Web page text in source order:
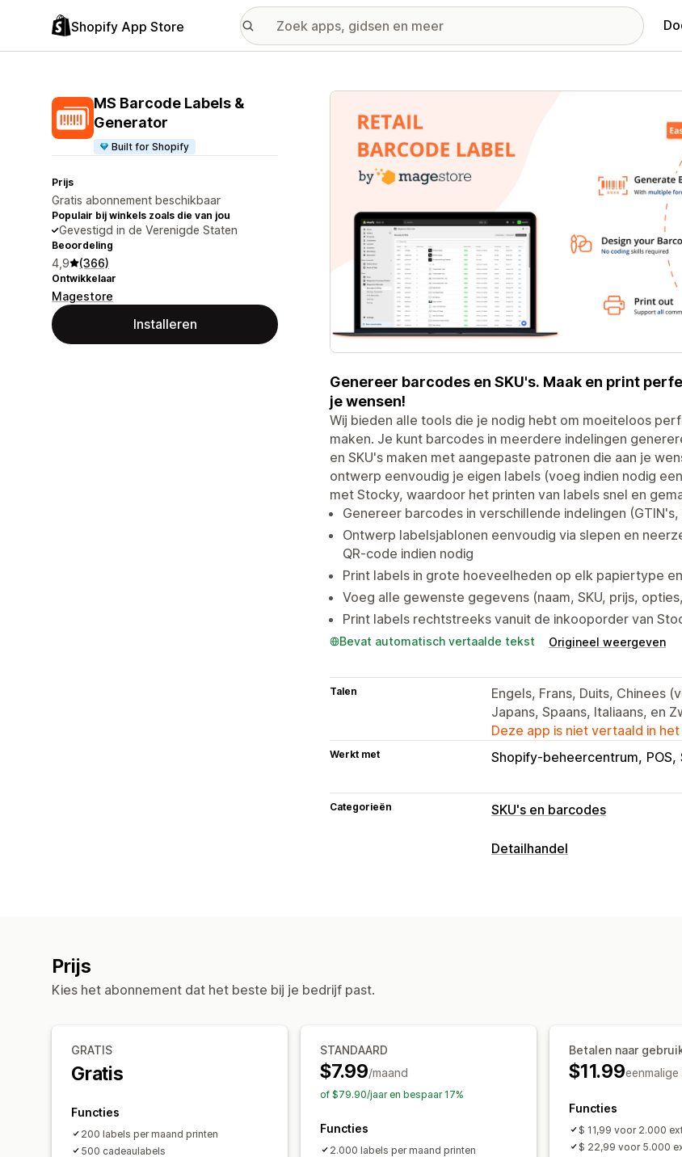
Shopify App Store
MS Barcode Labels &
Generator
Built for Shopify
Prijs
Gratis abonnement beschikbaar
Populair bij winkels zoals die van jou
Gevestigd in de Verenigde Staten
Beoordeling
4,9 (366)
Ontwikkelaar
Magestore
Installeren
Galerij met uitgelichte afbeeldingen
Genereer barcodes en SKU's. Maak en print
je wensen!
Wij bieden alle tools die je nodig hebt om moeiteloos
maken. Je kunt barcodes in meerdere indelingen
en SKU's maken met aangepaste patronen die aan je
ontwerp eenvoudig je eigen labels (voeg indien nodig
met Stocky, waardoor het printen van labels snel en
Genereer barcodes in verschillende indelingen (GTIN's,
Ontwerp labelsjablonen eenvoudig via slepen en
QR-code indien nodig
Print labels in grote hoeveelheden op elk papiertype
Voeg alle gewenste gegevens (naam, SKU, prijs,
Print labels rechtstreeks vanuit de inkooporder van
Bevat automatisch vertaalde tekst Origineel weergeven
Talen
Engels, Frans, Duits, Chinees
Japans, Spaans, Italiaans, en
Deze app is niet vertaald in
Werkt met Shopify-beheercentrum POS
Categorieën SKU's en barcodes
Barcodebeheer
Aangepaste opmaak
Detailhandel
Prijs
Kies het abonnement dat het beste bij je bedrijf past.
GRATIS
Gratis
Functies
200 labels per maand printen
500 cadeaulabels
STANDAARD
$7.99/maand
of $79.90/jaar en bespaar 17%
Functies
2.000 labels per maand printen
Betalen naar
$11.99
Functies
$ 11,99 voor 2.000
$ 22,99 voor 5.000